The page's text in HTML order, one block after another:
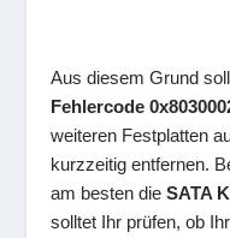
Aus diesem Grund
Fehlercode
weiteren Festplatten
kurzzeitig entfernen.
am besten dieSATA
solltet Ihr prüfen, ob